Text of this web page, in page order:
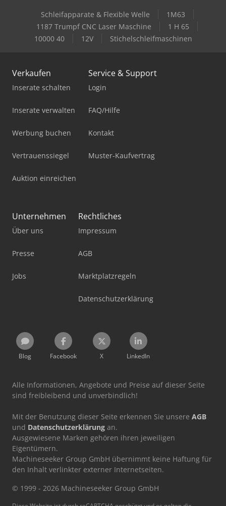
Schleifapparate & Flexible Welle
1M63
1187 Trumpf CNC Laser Maschine
1 H 65
10000 40
12V Stichelschleifmaschinen
Verkaufen
Inserate schalten
Inserate verwalten
Werbung buchen
Vertrauenssiegel
Auktion einreichen
Service & Support
Login
FAQ/Hilfe
Kontakt
Muster-Kaufvertrag
Unternehmen
Über uns
Presse
Jobs
Rechtliches
Impressum
AGB
Marktplatzregeln
Datenschutzerklärung
Blog Facebook X LinkedIn
Alle Informationen, Angebote und Preise auf dieser Seite
sind freibleibend und unverbindlich!
Mit der Benutzung dieser Seite erkennen Sie unsere AGB
und Datenschutzerklärung an.
Ausgewiesene Marken gehören ihren jeweiligen
Eigentümern.
Machineseeker Group GmbH übernimmt keine Haftung für
den Inhalt verlinkter externer Internetseiten.
© 1999 - 2026 Machineseeker Group GmbH